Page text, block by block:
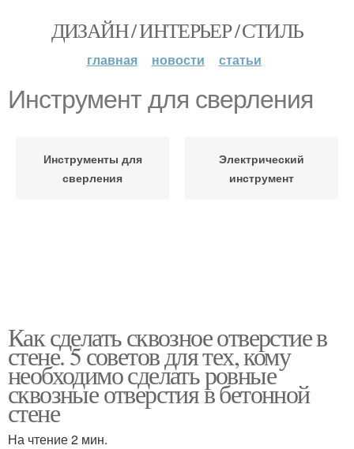
ДИЗАЙН / ИНТЕРЬЕР / СТИЛЬ
главная новости статьи
Инструмент для сверления
Инструменты для
сверления
Электрический
инструмент
Как сделать сквозное отверстие в
стене. 5 советов для тех, кому
необходимо сделать ровные
сквозные отверстия в бетонной
стене
На чтение 2 мин.